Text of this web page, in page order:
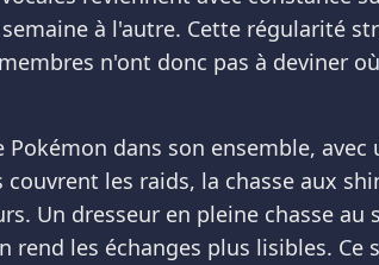
à l'autre. Cette régularité
n'ont donc pas à deviner
dans son ensemble,
les raids, la chasse aux
Un dresseur en pleine chasse
rend les échanges plus lisibles.